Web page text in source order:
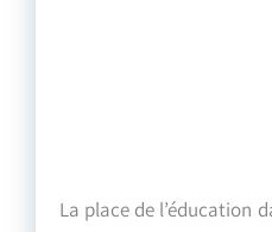
La place de l’éducation